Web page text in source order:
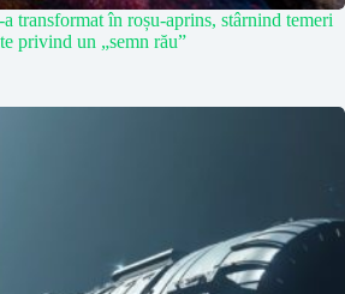
transformat în roșu-aprins, stârnind temeri
privind un „semn rău”